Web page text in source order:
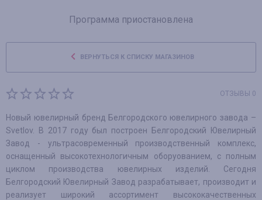
Программа приостановлена
ВЕРНУТЬСЯ К СПИСКУ МАГАЗИНОВ
ОТЗЫВЫ 0
Новый ювелирный бренд Белгородского ювелирного завода –
Svetlov. В 2017 году был построен Белгородский Ювелирный
Завод - ультрасовременный производственный комплекс,
оснащенный высокотехнологичным оборуованием, с полным
циклом производства ювелирных изделий. Сегодня
Белгородский Ювелирный Завод разрабатывает, производит и
реализует широкий ассортимент высококачественных